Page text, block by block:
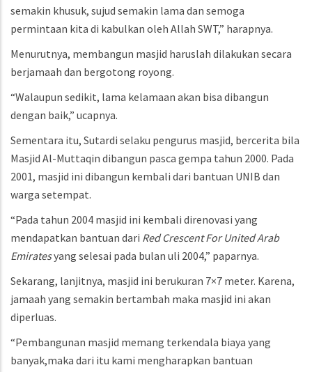
semakin khusuk, sujud semakin lama dan semoga
permintaan kita di kabulkan oleh Allah SWT,” harapnya.
Menurutnya, membangun masjid haruslah dilakukan secara
berjamaah dan bergotong royong.
“Walaupun sedikit, lama kelamaan akan bisa dibangun
dengan baik,” ucapnya.
Sementara itu, Sutardi selaku pengurus masjid, bercerita bila
Masjid Al-Muttaqin dibangun pasca gempa tahun 2000. Pada
2001, masjid ini dibangun kembali dari bantuan UNIB dan
warga setempat.
“Pada tahun 2004 masjid ini kembali direnovasi yang
mendapatkan bantuan dari Red Crescent For United Arab
Emiratesyang selesai pada bulan uli 2004,” paparnya.
Sekarang, lanjitnya, masjid ini berukuran 7×7 meter. Karena,
jamaah yang semakin bertambah maka masjid ini akan
diperluas.
“Pembangunan masjid memang terkendala biaya yang
banyak,maka dari itu kami mengharapkan bantuan